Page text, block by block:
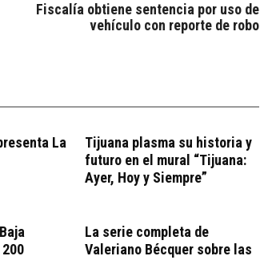
Fiscalía obtiene sentencia por uso de
vehículo con reporte de robo
La
Tijuana plasma su historia y
futuro en el mural “Tijuana:
Ayer, Hoy y Siempre”
La serie completa de
Valeriano Bécquer sobre las